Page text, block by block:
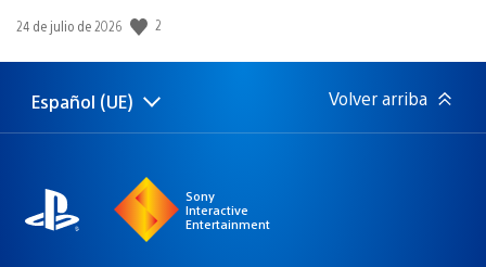
Fecha
publicación:
24 de julio de 2026 2
Selecciona
una
Región
actual:
Español (UE) Volver arriba
Sony
Interactive
Entertainment